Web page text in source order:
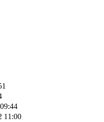
11:00